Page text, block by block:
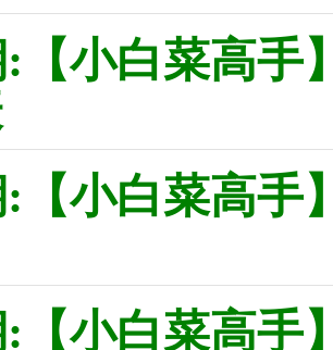
:【小白菜高
【小白菜高手
:【小白菜高手